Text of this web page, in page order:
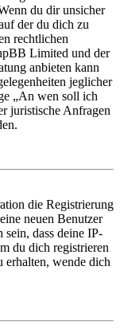
du dir unsicher
der du dich zu
rechtlichen
Limited und der
anbieten kann
jeglicher
„An wen soll ich
juristische Anfragen
die Registrierung
neuen Benutzer
sein, dass deine IP-
du dich registrieren
erhalten, wende dich